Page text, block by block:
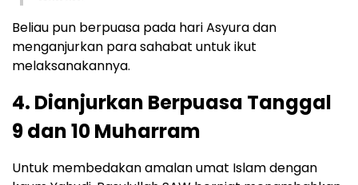
Beliau pun berpuasa pada hari Asyura dan
menganjurkan para sahabat untuk ikut
melaksanakannya.
4. Dianjurkan Berpuasa Tanggal
9 dan 10 Muharram
Untuk membedakan amalan umat Islam dengan